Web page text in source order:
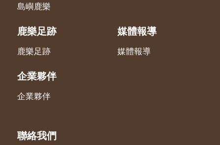
島嶼鹿樂
鹿樂足跡
鹿樂足跡
媒體報導
媒體報導
企業夥伴
企業夥伴
聯絡我們